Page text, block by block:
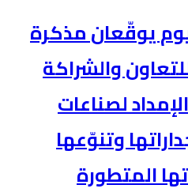
يوقّعان مذكرة
والشراكة
لصناعات
وتنوّعها
المتطورة